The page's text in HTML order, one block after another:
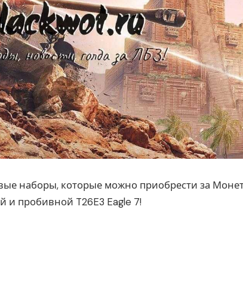
наборы, которые можно приобрести за
пробивной T26E3 Eagle 7!